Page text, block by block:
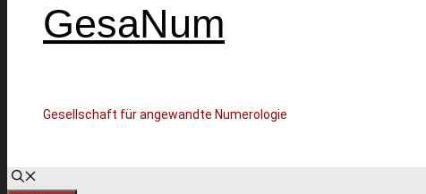
GesaNum
Gesellschaft für angewandte Numerologie